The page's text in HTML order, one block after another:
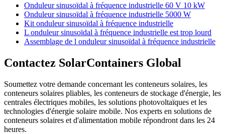
Onduleur sinusoïdal à fréquence industrielle 60 V 10 kW
Onduleur sinusoïdal à fréquence industrielle 5000 W
Kit onduleur sinusoïdal à fréquence industrielle
L onduleur sinusoïdal à fréquence industrielle est trop lourd
Assemblage de l onduleur sinusoïdal à fréquence industrielle
Contactez SolarContainers Global
Soumettez votre demande concernant les conteneurs solaires, les
conteneurs solaires pliables, les conteneurs de stockage d'énergie, les
centrales électriques mobiles, les solutions photovoltaïques et les
technologies d'énergie solaire mobile. Nos experts en solutions de
conteneurs solaires et d'alimentation mobile répondront dans les 24
heures.